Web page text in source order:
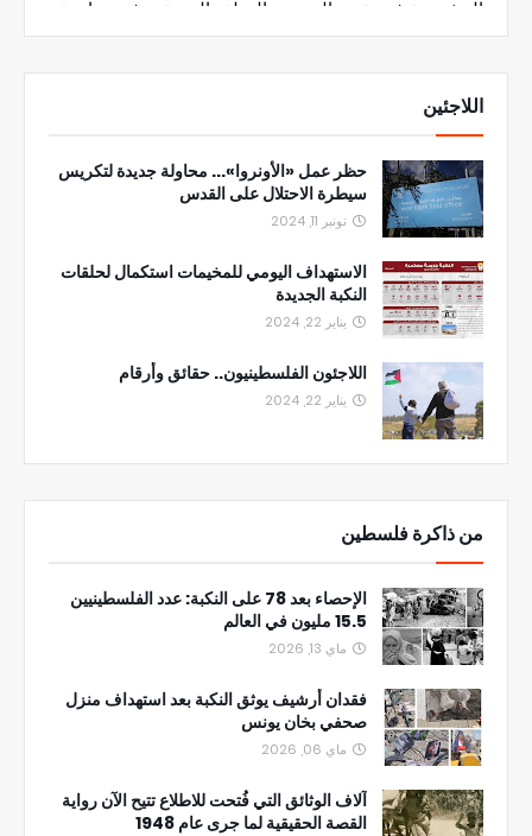
اللاجئين
حظر عمل «الأونروا»... محاولة جديدة لتكريس
سيطرة الاحتلال على القدس
نونبر 11, 2024
الاستهداف اليومي للمخيمات استكمال لحلقات
النكبة الجديدة
يناير 22, 2024
اللاجئون الفلسطينيون.. حقائق وأرقام
يناير 22, 2024
من ذاكرة فلسطين
الإحصاء بعد 78 على النكبة: عدد الفلسطينيين
15.5 مليون في العالم
ماي 13, 2026
فقدان أرشيف يوثق النكبة بعد استهداف منزل
صحفي بخان يونس
ماي 06, 2026
آلاف الوثائق التي فُتحت للاطلاع تتيح الآن رواية
القصة الحقيقية لما جرى عام 1948